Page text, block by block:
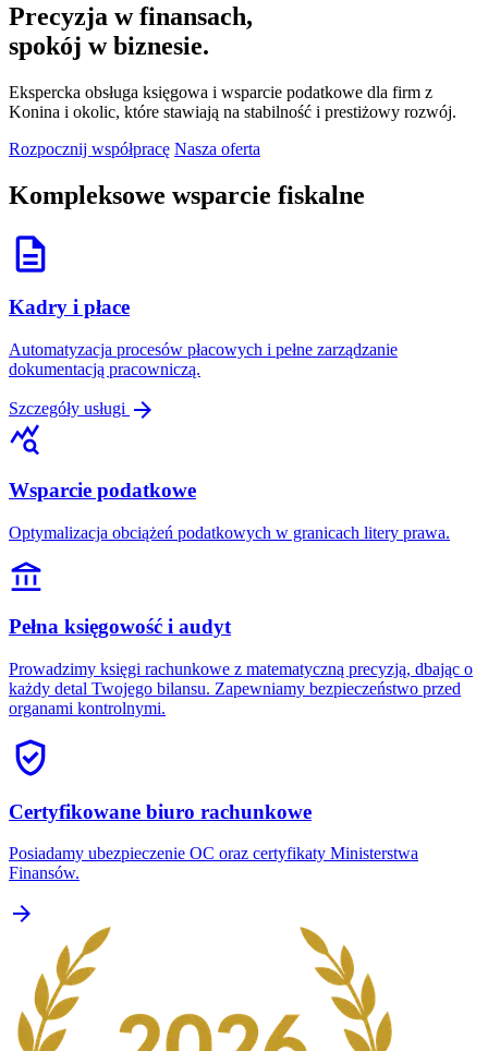
Precyzja w finansach,
spokój w biznesie.
Ekspercka obsługa księgowa i wsparcie podatkowe dla firm z
Konina i okolic, które stawiają na stabilność i prestiżowy rozwój.
Rozpocznij współpracę Nasza oferta
Kompleksowe wsparcie fiskalne
description
Kadry i płace
Automatyzacja procesów płacowych i pełne zarządzanie
dokumentacją pracowniczą.
Szczegóły usługi arrow_forward
query_stats
Wsparcie podatkowe
Optymalizacja obciążeń podatkowych w granicach litery prawa.
account_balance
Pełna księgowość i audyt
Prowadzimy księgi rachunkowe z matematyczną precyzją, dbając o
każdy detal Twojego bilansu. Zapewniamy bezpieczeństwo przed
organami kontrolnymi.
verified_user
Certyfikowane biuro rachunkowe
Posiadamy ubezpieczenie OC oraz certyfikaty Ministerstwa
Finansów.
arrow_forward